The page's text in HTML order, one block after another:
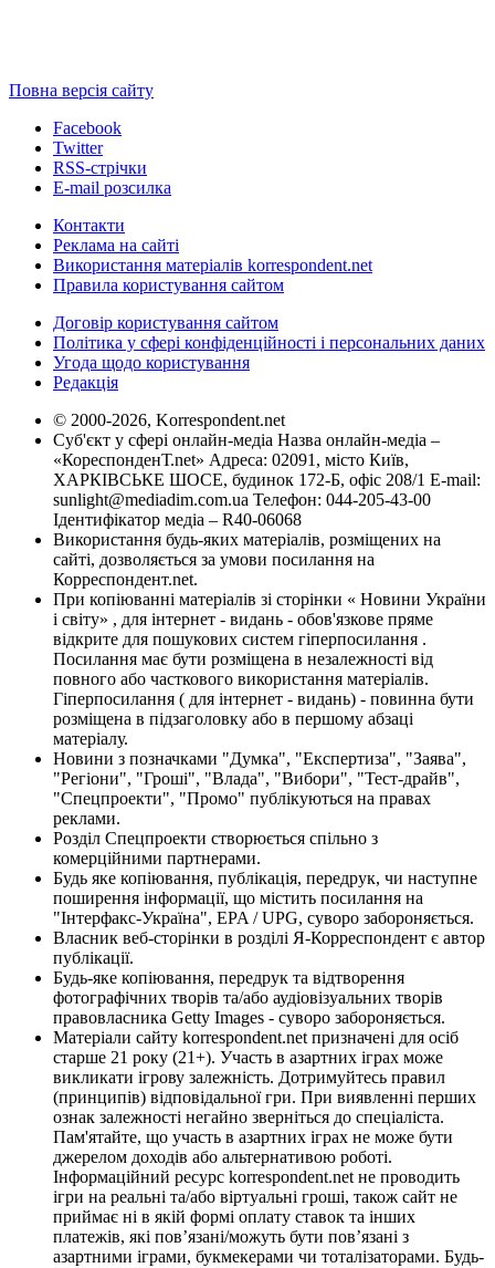
Повна версія сайту
Facebook
Twitter
RSS-стрічки
E-mail розсилка
Контакти
Реклама на сайті
Використання матеріалів korrespondent.net
Правила користування сайтом
Договір користування сайтом
Політика у сфері конфіденційності і персональних даних
Угода щодо користування
Редакція
© 2000-2026, Korrespondent.net
Суб'єкт у сфері онлайн-медіа Назва онлайн-медіа –
«КореспонденТ.net» Адреса: 02091, місто Київ,
ХАРКІВСЬКЕ ШОСЕ, будинок 172-Б, офіс 208/1 E-mail:
sunlight@mediadim.com.ua Телефон: 044-205-43-00
Ідентифікатор медіа – R40-06068
Використання будь-яких матеріалів, розміщених на
сайті, дозволяється за умови посилання на
Корреспондент.net.
При копіюванні матеріалів зі сторінки « Новини України
і світу» , для інтернет - видань - обов'язкове пряме
відкрите для пошукових систем гіперпосилання .
Посилання має бути розміщена в незалежності від
повного або часткового використання матеріалів.
Гіперпосилання ( для інтернет - видань) - повинна бути
розміщена в підзаголовку або в першому абзаці
матеріалу.
Новини з позначками "Думка", "Експертиза", "Заява",
"Регіони", "Гроші", "Влада", "Вибори", "Тест-драйв",
"Спецпроекти", "Промо" публікуються на правах
реклами.
Розділ Спецпроекти створюється спільно з
комерційними партнерами.
Будь яке копіювання, публікація, передрук, чи наступне
поширення інформації, що містить посилання на
"Інтерфакс-Україна", EPA / UPG, суворо забороняється.
Власник веб-сторінки в розділі Я-Корреспондент є автор
публікації.
Будь-яке копіювання, передрук та відтворення
фотографічних творів та/або аудіовізуальних творів
правовласника Getty Images - суворо забороняється.
Матеріали сайту korrespondent.net призначені для осіб
старше 21 року (21+). Участь в азартних іграх може
викликати ігрову залежність. Дотримуйтесь правил
(принципів) відповідальної гри. При виявленні перших
ознак залежності негайно зверніться до спеціаліста.
Пам'ятайте, що участь в азартних іграх не може бути
джерелом доходів або альтернативою роботі.
Інформаційний ресурс korrespondent.net не проводить
ігри на реальні та/або віртуальні гроші, також сайт не
приймає ні в якій формі оплату ставок та інших
платежів, які пов’язані/можуть бути пов’язані з
азартними іграми, букмекерами чи тоталізаторами. Будь-